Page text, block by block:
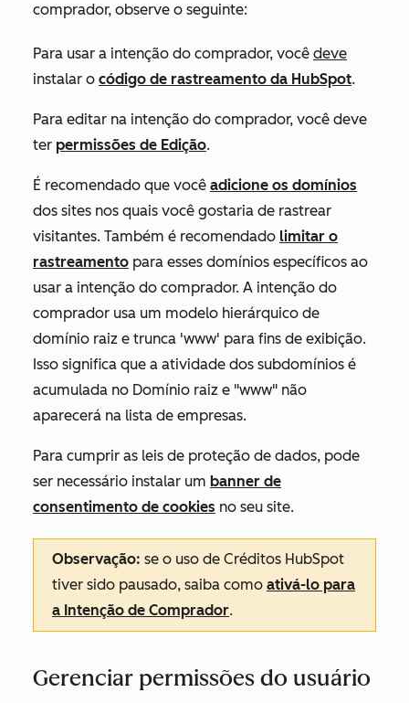
comprador, observe o seguinte:
Para usar a intenção do comprador, você deve
instalar o código de rastreamento da HubSpot.
Para editar na intenção do comprador, você deve
ter permissões de Edição.
É recomendado que você adicione os domínios
dos sites nos quais você gostaria de rastrear
visitantes. Também é recomendado limitar o
rastreamento para esses domínios específicos ao
usar a intenção do comprador. A intenção do
comprador usa um modelo hierárquico de
domínio raiz e trunca 'www' para fins de exibição.
Isso significa que a atividade dos subdomínios é
acumulada no Domínio raiz e "www" não
aparecerá na lista de empresas.
Para cumprir as leis de proteção de dados, pode
ser necessário instalar um banner de
consentimento de cookies no seu site.
Observação: se o uso de Créditos HubSpot
tiver sido pausado, saiba como ativá-lo para
a Intenção de Comprador.
Gerenciar permissões do usuário